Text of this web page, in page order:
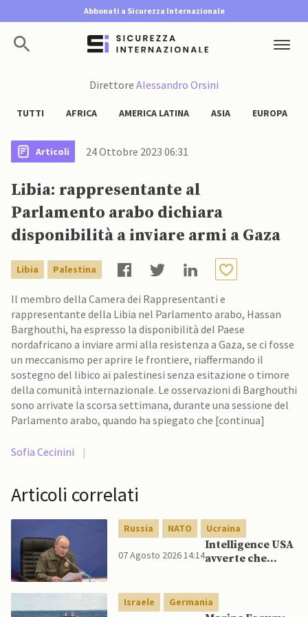
Abbonati a Sicurezza Internazionale
Direttore Alessandro Orsini
TUTTI AFRICA AMERICA LATINA ASIA EUROPA
Articoli 24 Ottobre 2023 06:31
Libia: rappresentante al
Parlamento arabo dichiara
disponibilità a inviare armi a Gaza
Libia Palestina
Il membro della Camera dei Rappresentanti e
rappresentante della Libia nel Parlamento arabo, Hassan
Barghouthi, ha espresso la disponibilità del Paese
nordafricano a inviare armi alla resistenza a Gaza, se ci fosse
un meccanismo per aprire le frontiere, riaffermando il
sostegno del libico ai palestinesi senza esitazione o timore
della comunità internazionale. Le osservazioni di Barghouthi
sono arrivate la scorsa settimana, durante una sessione del
Parlamento arabo, quando ha spiegato che [continua]
Sofia Cecinini |
Articoli correlati
Russia NATO Ucraina
07 Agosto 2026 14:14
Intelligence USA
avverte che
mentre è ancora
impegnato in
Israele Germania